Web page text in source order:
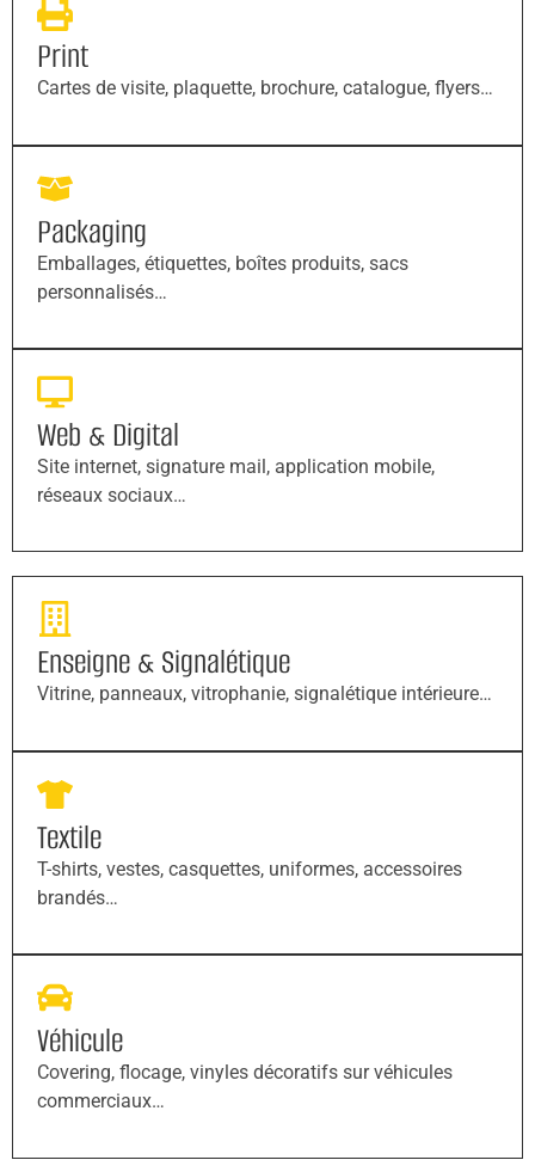
Print
Cartes de visite, plaquette, brochure, catalogue, flyers…
Packaging
Emballages, étiquettes, boîtes produits, sacs
personnalisés…
Web & Digital
Site internet, signature mail, application mobile,
réseaux sociaux…
Enseigne & Signalétique
Vitrine, panneaux, vitrophanie, signalétique intérieure…
Textile
T-shirts, vestes, casquettes, uniformes, accessoires
brandés…
Véhicule
Covering, flocage, vinyles décoratifs sur véhicules
commerciaux…